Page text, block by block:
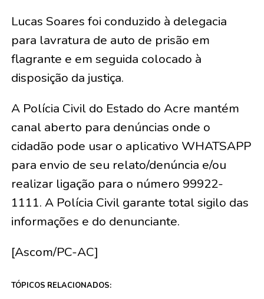
Lucas Soares foi conduzido à delegacia
para lavratura de auto de prisão em
flagrante e em seguida colocado à
disposição da justiça.
A Polícia Civil do Estado do Acre mantém
canal aberto para denúncias onde o
cidadão pode usar o aplicativo WHATSAPP
para envio de seu relato/denúncia e/ou
realizar ligação para o número 99922-
1111. A Polícia Civil garante total sigilo das
informações e do denunciante.
[Ascom/PC-AC]
TÓPICOS RELACIONADOS: